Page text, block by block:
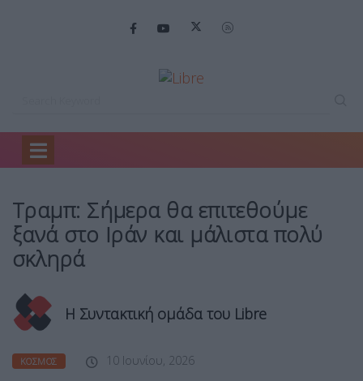
Home
Τραμπ: Σήμερα θα επιτεθούμε
ξανά στο Ιράν και μάλιστα πολύ
σκληρά
Η Συντακτική ομάδα του Libre
ΚΌΣΜΟΣ 10 Ιουνίου, 2026